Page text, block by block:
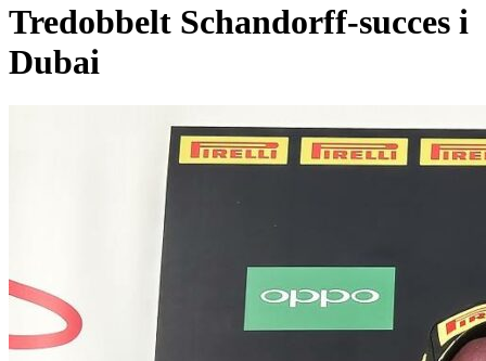
Tredobbelt Schandorff-succes i
Dubai